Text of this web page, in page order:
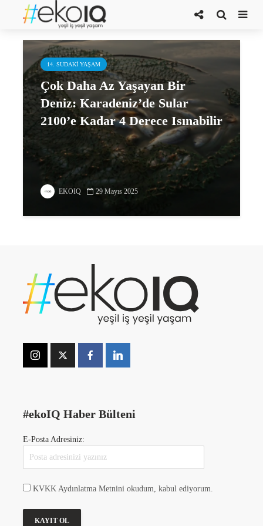
deniz tuzluluğu
14. SUDAKI YAŞAM
Çok Daha Az Yaşayan Bir
Deniz: Karadeniz’de Sular
2100’e Kadar 4 Derece Isınabilir
EKOIQ 29 Mayıs 2025
#ekoIQ Haber Bülteni
E-Posta Adresiniz:
KVKK Aydınlatma Metnini okudum, kabul ediyorum.